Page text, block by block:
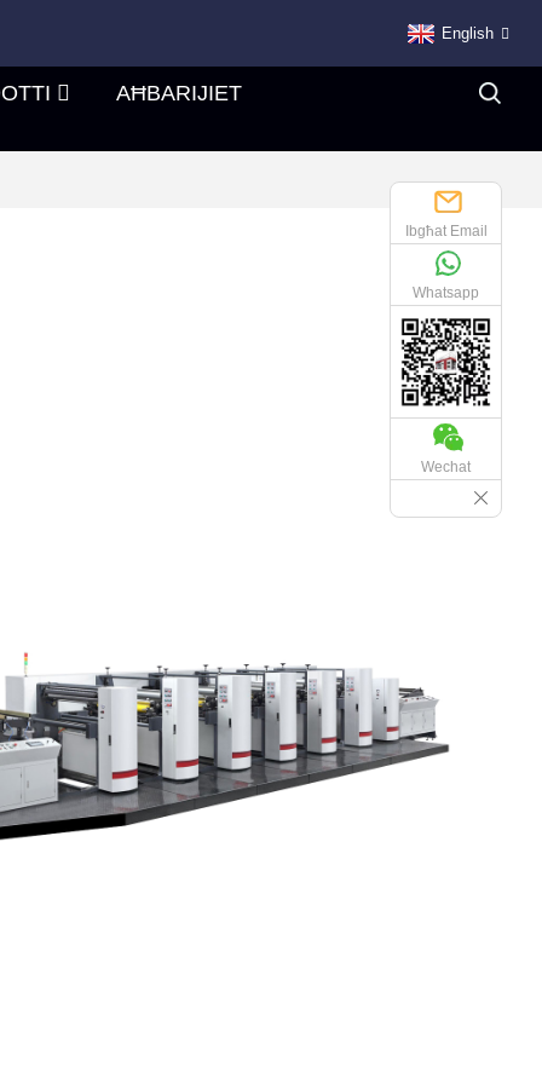
English
AĦBARIJIET
Ibgħat Email
Whatsapp
Wechat